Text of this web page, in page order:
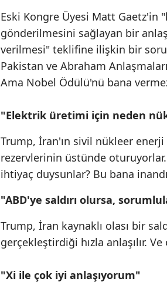
Eski Kongre Üyesi Matt
gönderilmesini sağlayan bir
verilmesi" teklifine ilişkin bir
Pakistan ve Abraham
Ama Nobel Ödülü'nü bana
"Elektrik üretimi için neden
Trump, İran'ın sivil nükleer
rezervlerinin üstünde
ihtiyaç duysunlar? Bu bana
"ABD'ye saldırı olursa,
Trump, İran kaynaklı olası bir
gerçekleştirdiği hızla anlaşılır.
"Xi ile çok iyi anlaşıyorum"